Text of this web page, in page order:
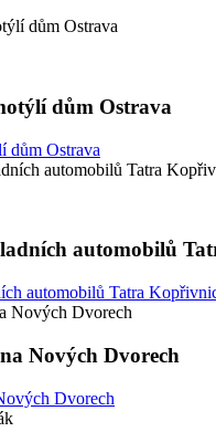
dům Ostrava
dům Ostrava
automobilů
automobilů Tatra
Nových Dvorech
Dvorech